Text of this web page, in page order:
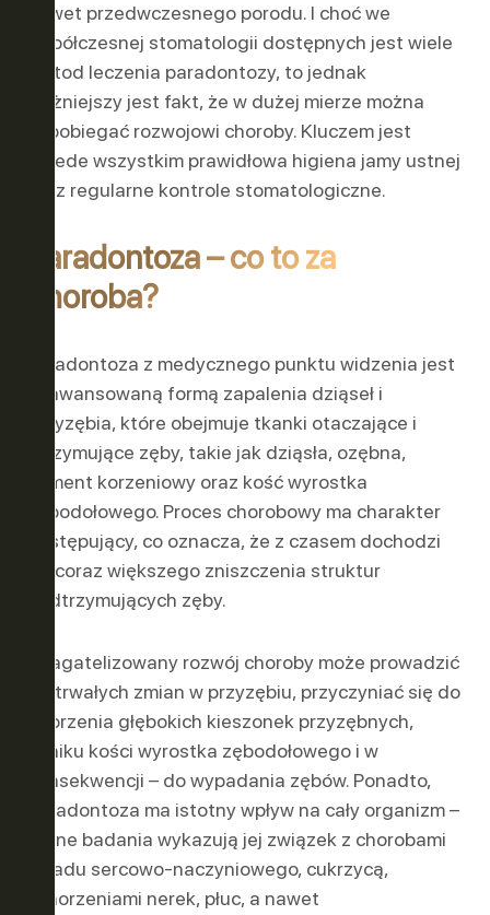
nawet przedwczesnego porodu. I choć we
współczesnej stomatologii dostępnych jest wiele
metod leczenia paradontozy, to jednak
ważniejszy jest fakt, że w dużej mierze można
zapobiegać rozwojowi choroby. Kluczem jest
przede wszystkim prawidłowa higiena jamy ustnej
oraz regularne kontrole stomatologiczne.
Paradontoza – co to za
choroba?
Paradontoza z medycznego punktu widzenia jest
zaawansowaną formą zapalenia dziąseł i
przyzębia, które obejmuje tkanki otaczające i
utrzymujące zęby, takie jak dziąsła, ozębna,
cement korzeniowy oraz kość wyrostka
zębodołowego. Proces chorobowy ma charakter
postępujący, co oznacza, że z czasem dochodzi
do coraz większego zniszczenia struktur
podtrzymujących zęby.
Zbagatelizowany rozwój choroby może prowadzić
do trwałych zmian w przyzębiu, przyczyniać się do
tworzenia głębokich kieszonek przyzębnych,
zaniku kości wyrostka zębodołowego i w
konsekwencji – do wypadania zębów. Ponadto,
paradontoza ma istotny wpływ na cały organizm –
liczne badania wykazują jej związek z chorobami
układu sercowo-naczyniowego, cukrzycą,
schorzeniami nerek, płuc, a nawet